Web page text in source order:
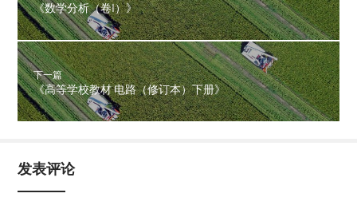
《数学分析（卷I）》
下一篇
《高等学校教材 电路（修订本）下册》
发表评论